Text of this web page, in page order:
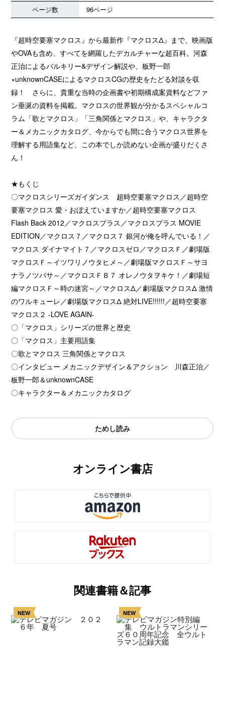
ページ数
96ページ
『超時空要塞マクロス』から最新作『マクロスΔ』まで、映画版
やOVAも含め、すべてを網羅したデカルチャーな超百科。河森
正治によるバルキリー&デザイン解説や、板野一郎
×unknownCASEによるマクロスCGの歴史をたどる対談を収
録！ さらに、貴重な当時の企画書や初期構成案資料などファ
ン垂涎の資料を掲載。マクロスの世界観が分かるスペシャルコ
ラム「歌とマクロス」「三角関係とマクロス」や、キャラクタ
ー＆メカニックカタログ、今からでも間に合うマクロス世界を
理解する用語集など、この本でしか読めない企画が盛りだくさ
ん！
★もくじ
〇マクロスシリーズガイダンス 超時空要塞マクロス／超時空
要塞マクロス 愛・おぼえていますか／超時空要塞マクロス
Flash Back 2012／マクロスプラス／マクロスプラス MOVIE
EDITION／マクロス７／マクロス７ 銀河が俺を呼んでいる！／
マクロス ダイナマイト７／マクロスゼロ／マクロスＦ／劇場版
マクロスＦ～イツワリノウタヒメ～／劇場版マクロスＦ～サヨ
ナラノツバサ～／マクロスＦＢ７ オレノウタヲキケ！／劇場短
編マクロスＦ～時の迷宮～／マクロスΔ／劇場版マクロスΔ 激情
のワルキューレ／劇場版マクロスΔ 絶対LIVE!!!!!!／超時空要塞
マクロス２ -LOVE AGAIN-
〇「マクロス」シリーズの世界と歴史
〇「マクロス」主要用語集
〇歌とマクロス 三角関係とマクロス
〇インタビュー メカニックデザイン＆アクション 川森正治／
板野一郎＆unknownCASE
〇キャラクター＆メカニックカタログ
ためし読み
オンライン書店
関連書籍＆記事
NEW NEW